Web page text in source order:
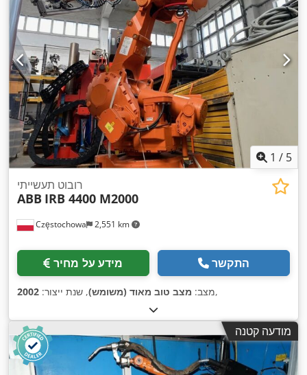
1 / 5
Częstochowa 2,551 km
רובוט תעשייתי
ABB IRB 4400 M2000
מידע על מחיר התקשר
מצב: מצב טוב מאוד (משומש), שנת ייצור: 2002 ,
מודעה קטנה